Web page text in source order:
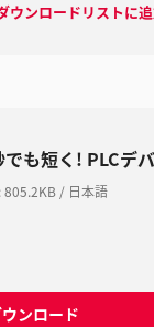
ウンロードリストに
でも短く! PLCデ
:805.2KB / 日本語
ンロード